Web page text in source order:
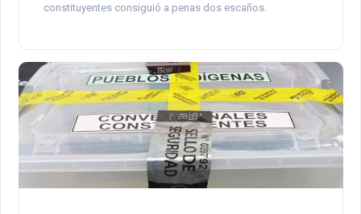
constituyentes consiguió a penas dos escaños.